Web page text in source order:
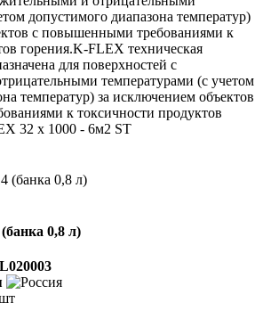
допустимого диапазона температур)
с повышенными требованиями к
горения.K-FLEX техническая
для поверхностей с
температурами (с учетом
температур) за исключением объектов
к токсичности продуктов
32 x 1000 - 6м2 ST
0,8 л)